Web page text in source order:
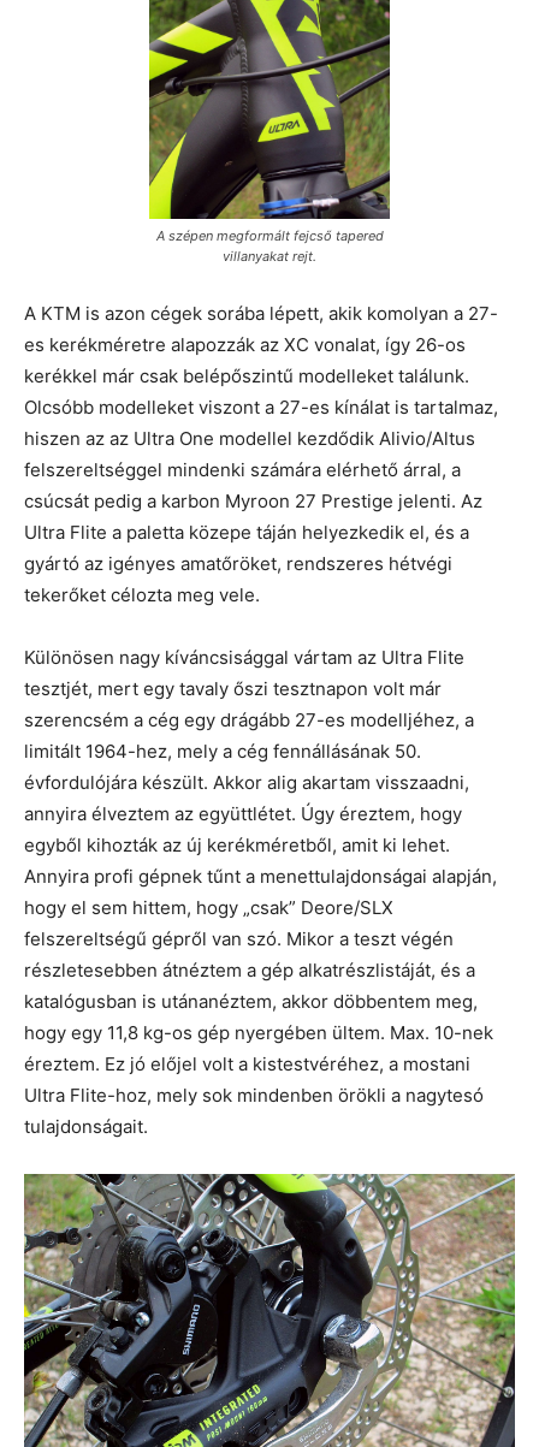
A szépen megformált fejcső tapered
villanyakat rejt.
A KTM is azon cégek sorába lépett, akik komolyan a 27-
es kerékméretre alapozzák az XC vonalat, így 26-os
kerékkel már csak belépőszintű modelleket találunk.
Olcsóbb modelleket viszont a 27-es kínálat is tartalmaz,
hiszen az az Ultra One modellel kezdődik Alivio/Altus
felszereltséggel mindenki számára elérhető árral, a
csúcsát pedig a karbon Myroon 27 Prestige jelenti. Az
Ultra Flite a paletta közepe táján helyezkedik el, és a
gyártó az igényes amatőröket, rendszeres hétvégi
tekerőket célozta meg vele.
Különösen nagy kíváncsisággal vártam az Ultra Flite
tesztjét, mert egy tavaly őszi tesztnapon volt már
szerencsém a cég egy drágább 27-es modelljéhez, a
limitált 1964-hez, mely a cég fennállásának 50.
évfordulójára készült. Akkor alig akartam visszaadni,
annyira élveztem az együttlétet. Úgy éreztem, hogy
egyből kihozták az új kerékméretből, amit ki lehet.
Annyira profi gépnek tűnt a menettulajdonságai alapján,
hogy el sem hittem, hogy „csak” Deore/SLX
felszereltségű gépről van szó. Mikor a teszt végén
részletesebben átnéztem a gép alkatrészlistáját, és a
katalógusban is utánanéztem, akkor döbbentem meg,
hogy egy 11,8 kg-os gép nyergében ültem. Max. 10-nek
éreztem. Ez jó előjel volt a kistestvéréhez, a mostani
Ultra Flite-hoz, mely sok mindenben örökli a nagytesó
tulajdonságait.